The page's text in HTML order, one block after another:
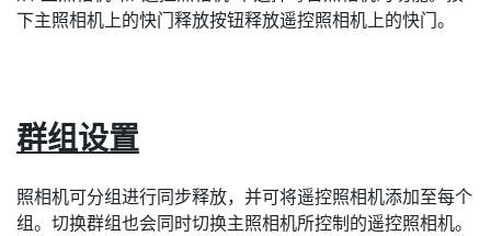
下主照相机上的快门释放按钮释放遥控照相机上的快门。
群组设置
照相机可分组进行同步释放，并可将遥控照相机添加至每个
组。切换群组也会同时切换主照相机所控制的遥控照相机。